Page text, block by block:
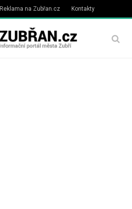
Reklama na Zubřan.cz Kontakty